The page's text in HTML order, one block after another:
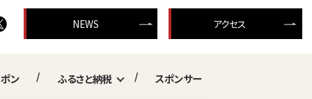
NEWS アクセス
ン ふるさと納税 スポンサー